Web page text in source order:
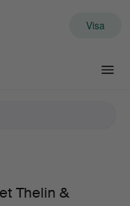
Visa
Thelin &